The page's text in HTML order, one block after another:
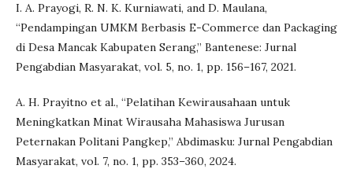
I. A. Prayogi, R. N. K. Kurniawati, and D. Maulana,
“Pendampingan UMKM Berbasis E-Commerce dan Packaging
di Desa Mancak Kabupaten Serang,” Bantenese: Jurnal
Pengabdian Masyarakat, vol. 5, no. 1, pp. 156–167, 2021.
A. H. Prayitno et al., “Pelatihan Kewirausahaan untuk
Meningkatkan Minat Wirausaha Mahasiswa Jurusan
Peternakan Politani Pangkep,” Abdimasku: Jurnal Pengabdian
Masyarakat, vol. 7, no. 1, pp. 353–360, 2024.